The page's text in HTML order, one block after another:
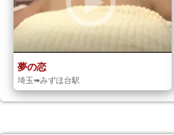
夢の恋
埼玉➠みずほ台駅